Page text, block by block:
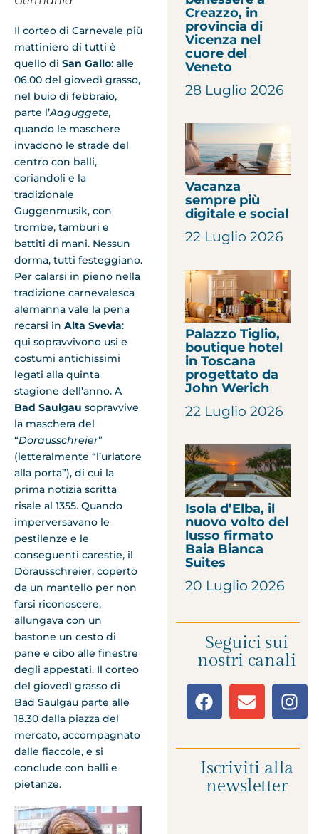
Il corteo di Carnevale più
mattiniero di tutti è
quello di San Gallo: alle
06.00 del giovedì grasso,
nel buio di febbraio,
parte l’Aaguggete,
quando le maschere
invadono le strade del
centro con balli,
coriandoli e la
tradizionale
Guggenmusik, con
trombe, tamburi e
battiti di mani. Nessun
dorma, tutti festeggiano.
Per calarsi in pieno nella
tradizione carnevalesca
alemanna vale la pena
recarsi in Alta Svevia:
qui sopravvivono usi e
costumi antichissimi
legati alla quinta
stagione dell’anno. A
Bad Saulgau sopravvive
la maschera del
“Dorausschreier”
(letteralmente “l’urlatore
alla porta”), di cui la
prima notizia scritta
risale al 1355. Quando
imperversavano le
pestilenze e le
conseguenti carestie, il
Dorausschreier, coperto
da un mantello per non
farsi riconoscere,
allungava con un
bastone un cesto di
pane e cibo alle finestre
degli appestati. Il corteo
del giovedì grasso di
Bad Saulgau parte alle
18.30 dalla piazza del
mercato, accompagnato
dalle fiaccole, e si
conclude con balli e
pietanze.
Creazzo, in
provincia di
Vicenza nel
cuore del
Veneto
28 Luglio 2026
Vacanza
sempre più
digitale e social
22 Luglio 2026
Palazzo Tiglio,
boutique hotel
in Toscana
progettato da
John Werich
22 Luglio 2026
Isola d’Elba, il
nuovo volto del
lusso firmato
Baia Bianca
Suites
20 Luglio 2026
Seguici sui
nostri canali
Iscriviti alla
newsletter